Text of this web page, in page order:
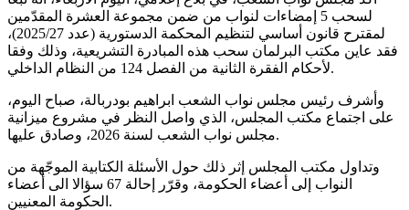
لسحب 5 إمضاءات لنواب من ضمن مجموعة العشرة المقدّمين
لمقترح قانون أساسي لتنظيم المحكمة الدستورية (عدد 2025/27)،
فقد عاين مكتب البرلمان سحب هذه المبادرة التشريعية، وذلك وفقا
لأحكام الفقرة الثانية من الفصل 124 من النظام الداخلي.
وأشرف رئيس مجلس نواب الشعب ابراهيم بودربالة، صباح اليوم،
على اجتماع مكتب المجلس، الذي واصل النظر في مشروع ميزانية
مجلس نواب الشعب لسنة 2026، وصادق عليها.
وتداول مكتب المجلس إثر ذلك حول الأسئلة الكتابية الموجّهة من
النواب إلى أعضاء الحكومة، وقرّر إحالة 67 سؤالا الى أعضاء
الحكومة المعنيين.